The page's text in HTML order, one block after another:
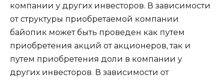
компании у других инвесторов. В зависимости
от структуры приобретаемой компании
байопик может быть проведен как путем
приобретения акций от акционеров, так и
путем приобретения доли в компании у
других инвесторов. В зависимости от